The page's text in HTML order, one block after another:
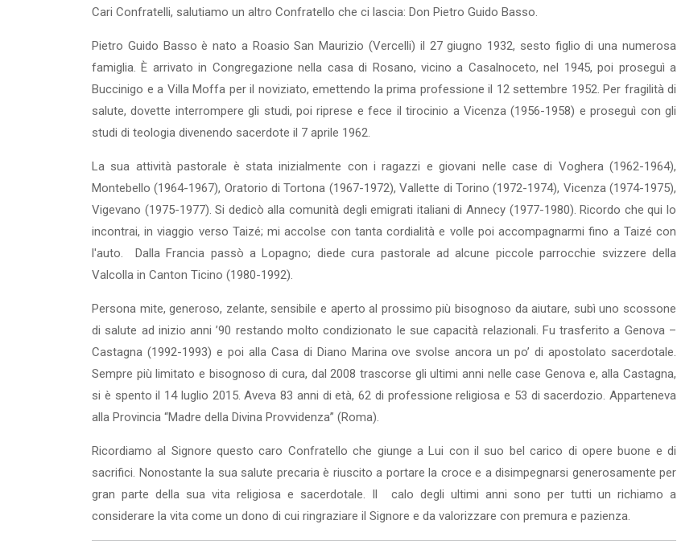
Cari Confratelli, salutiamo un altro Confratello che ci lascia: Don Pietro Guido Basso.
Pietro Guido Basso è nato a Roasio San Maurizio (Vercelli) il 27 giugno 1932, sesto figlio di una numerosa
famiglia. È arrivato in Congregazione nella casa di Rosano, vicino a Casalnoceto, nel 1945, poi proseguì a
Buccinigo e a Villa Moffa per il noviziato, emettendo la prima professione il 12 settembre 1952. Per fragilità di
salute, dovette interrompere gli studi, poi riprese e fece il tirocinio a Vicenza (1956-1958) e proseguì con gli
studi di teologia divenendo sacerdote il 7 aprile 1962.
La sua attività pastorale è stata inizialmente con i ragazzi e giovani nelle case di Voghera (1962-1964),
Montebello (1964-1967), Oratorio di Tortona (1967-1972), Vallette di Torino (1972-1974), Vicenza (1974-1975),
Vigevano (1975-1977). Si dedicò alla comunità degli emigrati italiani di Annecy (1977-1980). Ricordo che qui lo
incontrai, in viaggio verso Taizé; mi accolse con tanta cordialità e volle poi accompagnarmi fino a Taizé con
l'auto. Dalla Francia passò a Lopagno; diede cura pastorale ad alcune piccole parrocchie svizzere della
Valcolla in Canton Ticino (1980-1992).
Persona mite, generoso, zelante, sensibile e aperto al prossimo più bisognoso da aiutare, subì uno scossone
di salute ad inizio anni ’90 restando molto condizionato le sue capacità relazionali. Fu trasferito a Genova –
Castagna (1992-1993) e poi alla Casa di Diano Marina ove svolse ancora un po’ di apostolato sacerdotale.
Sempre più limitato e bisognoso di cura, dal 2008 trascorse gli ultimi anni nelle case Genova e, alla Castagna,
si è spento il 14 luglio 2015. Aveva 83 anni di età, 62 di professione religiosa e 53 di sacerdozio. Apparteneva
alla Provincia “Madre della Divina Provvidenza” (Roma).
Ricordiamo al Signore questo caro Confratello che giunge a Lui con il suo bel carico di opere buone e di
sacrifici. Nonostante la sua salute precaria è riuscito a portare la croce e a disimpegnarsi generosamente per
gran parte della sua vita religiosa e sacerdotale. Il calo degli ultimi anni sono per tutti un richiamo a
considerare la vita come un dono di cui ringraziare il Signore e da valorizzare con premura e pazienza.